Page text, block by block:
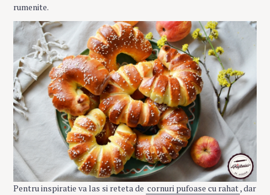
rumenite.
Pentru inspiratie va las si reteta de cornuri pufoase cu rahat, dar